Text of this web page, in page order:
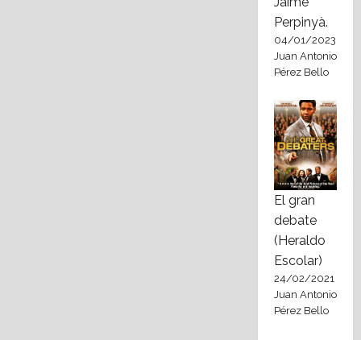
Perpinyà.
04/01/2023
Juan Antonio
Pérez Bello
El gran
debate
(Heraldo
Escolar)
24/02/2021
Juan Antonio
Pérez Bello